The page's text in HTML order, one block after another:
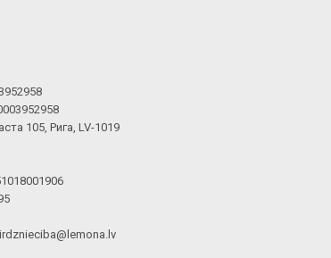
105, Рига, LV-1019